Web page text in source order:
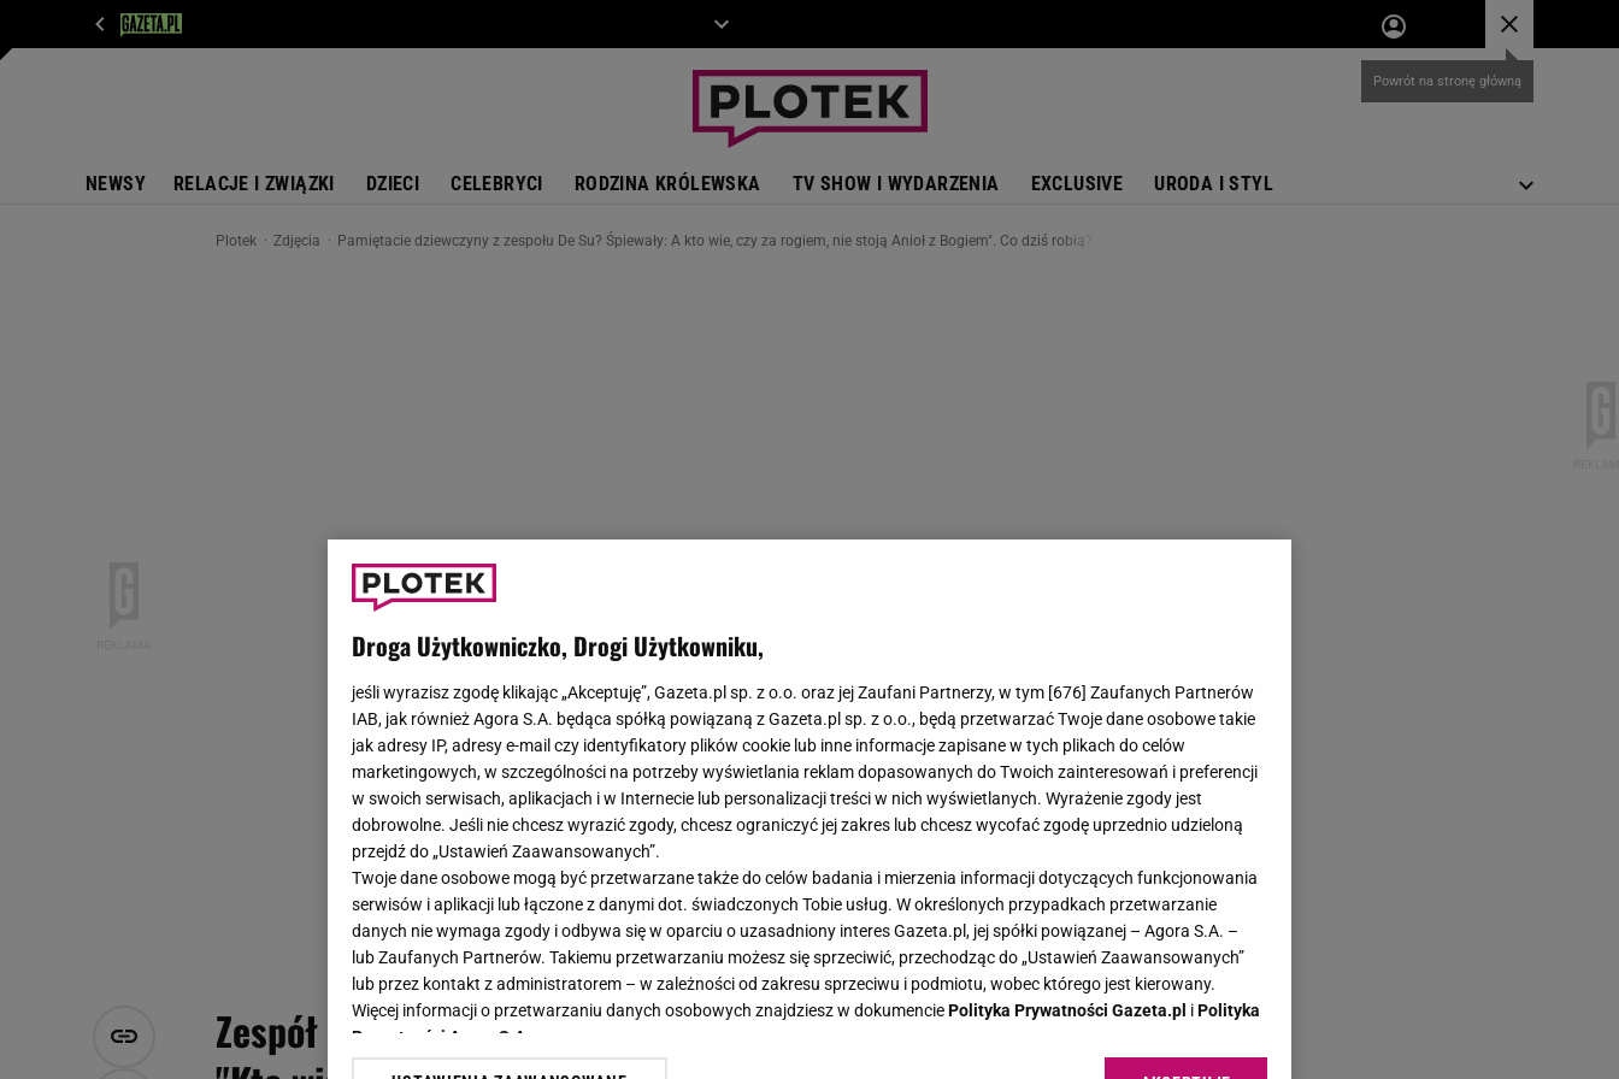
NEWSY RELACJE I ZWIĄZKI DZIECI CELEBRYCI RODZINA KRÓLEWSKA TV SHOW I WYDARZENIA EXCLUSIVE URODA I STYL
Plotek Zdjęcia Pamiętacie dziewczyny z zespołu De Su? Śpiewały: A kto wie, czy za rogiem, nie stoją Anioł z Bogiem". Co dziś robią?
Zespół De Su stworzył świąteczny hit. Wszyscy śpiewali
Droga Użytkowniczko, Drogi Użytkowniku,
jeśli wyrazisz zgodę klikając „Akceptuję”, Gazeta.pl sp. z o.o. oraz jej Zaufani Partnerzy, w tym [676] Zaufanych Partnerów
IAB, jak również Agora S.A. będąca spółką powiązaną z Gazeta.pl sp. z o.o., będą przetwarzać Twoje dane osobowe takie
jak adresy IP, adresy e-mail czy identyfikatory plików cookie lub inne informacje zapisane w tych plikach do celów
marketingowych, w szczególności na potrzeby wyświetlania reklam dopasowanych do Twoich zainteresowań i preferencji
w swoich serwisach, aplikacjach i w Internecie lub personalizacji treści w nich wyświetlanych. Wyrażenie zgody jest
dobrowolne. Jeśli nie chcesz wyrazić zgody, chcesz ograniczyć jej zakres lub chcesz wycofać zgodę uprzednio udzieloną
przejdź do „Ustawień Zaawansowanych”.
Twoje dane osobowe mogą być przetwarzane także do celów badania i mierzenia informacji dotyczących funkcjonowania
serwisów i aplikacji lub łączone z danymi dot. świadczonych Tobie usług. W określonych przypadkach przetwarzanie
danych nie wymaga zgody i odbywa się w oparciu o uzasadniony interes Gazeta.pl, jej spółki powiązanej – Agora S.A. –
lub Zaufanych Partnerów. Takiemu przetwarzaniu możesz się sprzeciwić, przechodząc do „Ustawień Zaawansowanych”
lub przez kontakt z administratorem – w zależności od zakresu sprzeciwu i podmiotu, wobec którego jest kierowany.
Więcej informacji o przetwarzaniu danych osobowych znajdziesz w dokumenciePolityka Prywatności Gazeta.pl iPolityka
Prywatności Agora S.A.